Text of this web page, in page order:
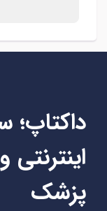
داکتاپ؛
اینترنتی
پزشک